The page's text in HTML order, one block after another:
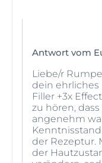
Antwort vom
Liebe/r
dein ehrliches
Filler +3x
zu hören,
angenehm
der Rezeptur.
der